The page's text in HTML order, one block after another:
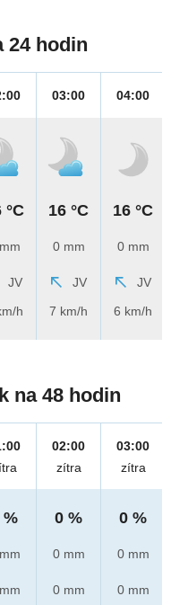
24 hodin
°C
JV
h
03:00
16 °C
0 mm
JV
7 km/h
04:00
16 °C
0 mm
JV
6 km/h
na 48 hodin
%
02:00
zítra
0 %
0 mm
0 mm
03:00
zítra
0 %
0 mm
0 mm